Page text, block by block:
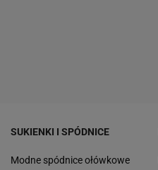
SUKIENKI I SPÓDNICE
Modne spódnice ołówkowe